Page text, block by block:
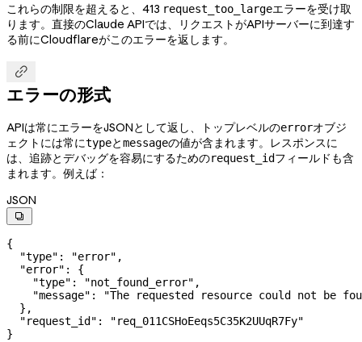
これらの制限を超えると、413 request_too_largeエラーを受け取
ります。直接のClaude APIでは、リクエストがAPIサーバーに到達す
る前にCloudflareがこのエラーを返します。

エラーの形式
APIは常にエラーをJSONとして返し、トップレベルのerrorオブジ
ェクトには常にtypeとmessageの値が含まれます。レスポンスに
は、追跡とデバッグを容易にするためのrequest_idフィールドも含
まれます。例えば：
JSON

{
  "type"
: "error" ,
  "error"
: {
    "type"
: "not_found_error" ,
    "message"
:
"The requested resource could not be
  },
  "request_id"
:
"req_011CSHoEeqs5C35K2UUqR7Fy"
}